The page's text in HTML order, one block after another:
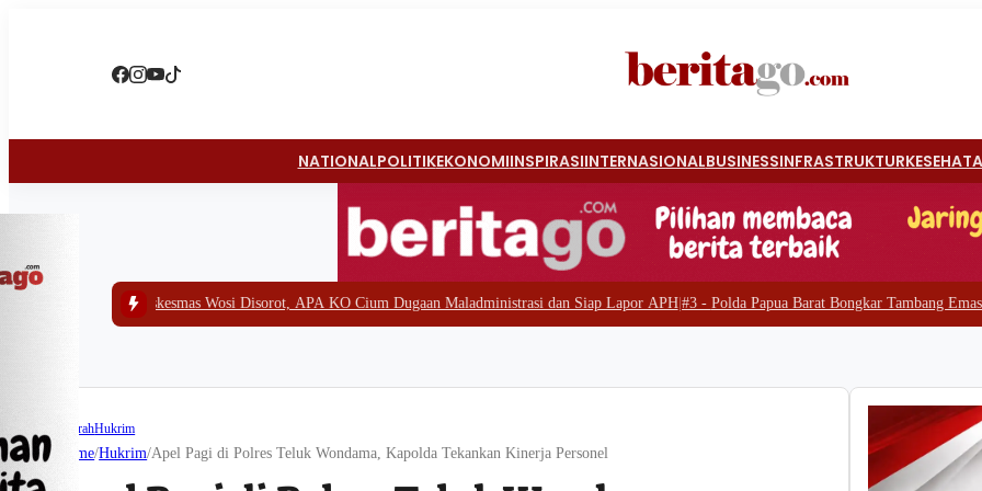
NATIONALPOLITIKEKONOMIINSPIRASIINTERNASIONALBUSINESSINFRASTRUKTUR
Wosi Disorot, APA KO Cium Dugaan Maladministrasi dan Siap Lapor APH #3 -Polda Papua Barat Bongkar Tambang Emas Ilegal di
DaerahHukrim
Home/Hukrim/Apel Pagi di Polres Teluk Wondama, Kapolda Tekankan Kinerja Personel